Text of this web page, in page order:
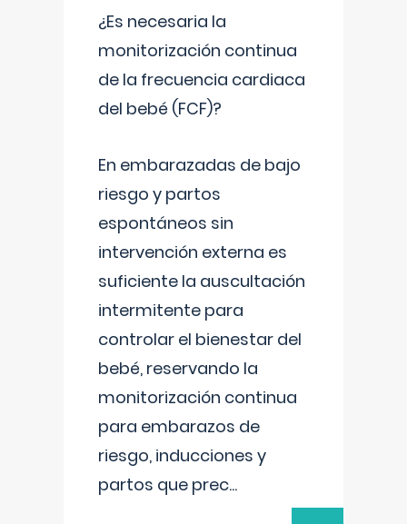
¿Es necesaria la
monitorización continua
de la frecuencia cardiaca
del bebé (FCF)?
En embarazadas de bajo
riesgo y partos
espontáneos sin
intervención externa es
suficiente la auscultación
intermitente para
controlar el bienestar del
bebé, reservando la
monitorización continua
para embarazos de
riesgo, inducciones y
partos que prec...